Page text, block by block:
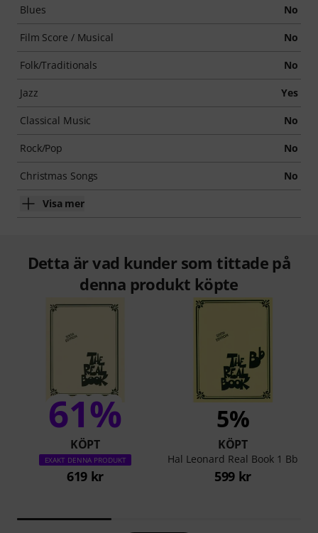
Blues No
Film Score / Musical No
Folk/Traditionals No
Jazz Yes
Classical Music No
Rock/Pop No
Christmas Songs No
Visa mer
Detta är vad kunder som tittade på
denna produkt köpte
61%
KÖPT
EXAKT DENNA PRODUKT
619 kr
5%
KÖPT
Hal Leonard Real Book 1 Bb
599 kr